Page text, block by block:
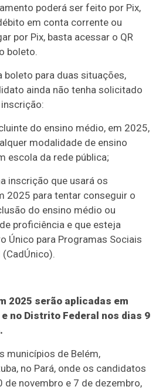
poderá ser feito por Pix,
em conta corrente ou
por Pix, basta acessar o QR
boleto.
boleto para duas situações,
ainda não tenha solicitado
do ensino médio, em 2025,
modalidade de ensino
escola da rede pública;
inscrição que usará os
2025 para tentar conseguir o
do ensino médio ou
proficiência e que esteja
Único para Programas Sociais
2025 serão aplicadas em
no Distrito Federal nos dias 9
municípios de Belém,
no Pará, onde os candidatos
de novembro e 7 de dezembro,